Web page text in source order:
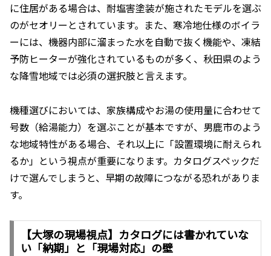
に住居がある場合は、耐塩害塗装が施されたモデルを選ぶ
のがセオリーとされています。また、寒冷地仕様のボイラ
ーには、機器内部に溜まった水を自動で抜く機能や、凍結
予防ヒーターが強化されているものが多く、秋田県のよう
な降雪地域では必須の選択肢と言えます。
機種選びにおいては、家族構成やお湯の使用量に合わせて
号数（給湯能力）を選ぶことが基本ですが、男鹿市のよう
な地域特性がある場合、それ以上に「設置環境に耐えられ
るか」という視点が重要になります。カタログスペックだ
けで選んでしまうと、早期の故障につながる恐れがありま
す。
【大塚の現場視点】カタログには書かれていな
い「納期」と「現場対応」の壁